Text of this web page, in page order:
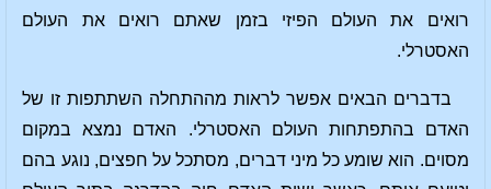
רואים את העולם הפיזי בזמן שאתם רואים את העולם
האסטרלי.
בדברים הבאים אפשר לראות מההתחלה השתתפות זו של
האדם בהתפתחות העולם האסטרלי. האדם נמצא במקום
מסוים. הוא שומע כל מיני דברים, מסתכל על חפצים, נוגע בהם